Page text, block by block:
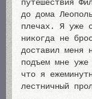
путешествия
до дома
плечах. Я уже
никогда не
доставил меня
подъем мне
что я
лестничный